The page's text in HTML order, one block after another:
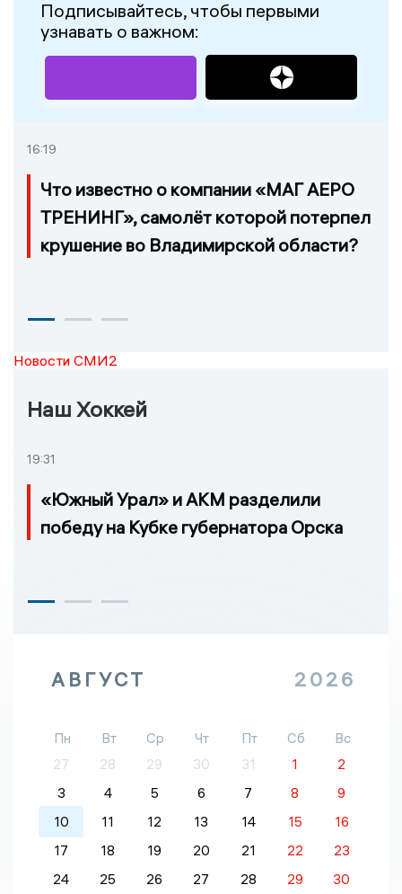
Подписывайтесь, чтобы первыми
узнавать о важном:
16:19
Что известно о компании «МАГ АЕРО
ТРЕНИНГ», самолёт которой потерпел
крушение во Владимирской области?
Новости СМИ2
Наш Хоккей
19:31
«Южный Урал» и АКМ разделили
победу на Кубке губернатора Орска
АВГУСТ 2026
Пн Вт Ср Чт Пт Сб
Вс
27
28 29 30 31 1
2
3
4 5 6 7 8
9
10
11 12 13 14 15
16
17
18 19 20 21 22
23
24
25 26 27 28 29
30